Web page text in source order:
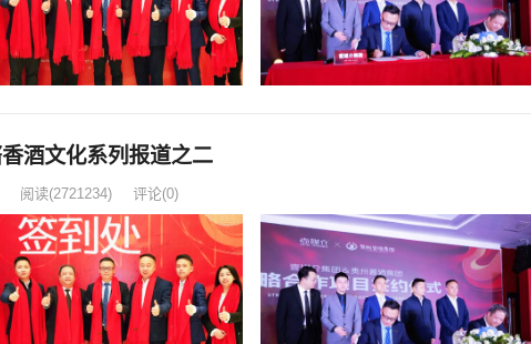
酒文化系列报道之二
阅读(2721234) 评论(0)